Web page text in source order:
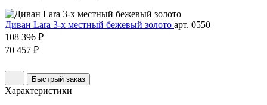
Диван Lara 3-х местный бежевый золото арт. 0550
108 396 ₽
70 457 ₽
Быстрый заказ
Характеристики